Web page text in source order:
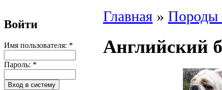
Войти
Имя пользователя: *
Пароль: *
Главная » Породы
Английский